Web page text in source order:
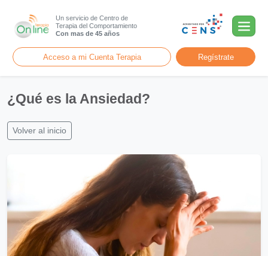
Un servicio de Centro de
Terapia del Comportamiento
Con mas de 45 años
Acceso a mi Cuenta Terapia Regístrate
¿Qué es la Ansiedad?
Volver al inicio